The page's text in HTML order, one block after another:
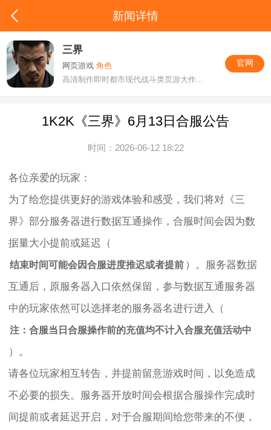
新闻详情
三界
网页游戏角色
高清制作即时都市现代战斗类页游大作...
官网
1K2K《三界》6月13日合服公告
时间：2026-06-12 18:22
各位亲爱的玩家：
为了给您提供更好的游戏体验和感受，我们将对《三
界》部分服务器进行数据互通操作，合服时间会因为数
据量大小提前或延迟（
结束时间可能会因合服进度推迟或者提前 ）。服务器数据
互通后，原服务器入口依然保留，参与数据互通服务器
中的玩家依然可以选择老的服务器名进行进入（
注：合服当日合服操作前的充值均不计入合服充值活动中
）。
请各位玩家相互转告，并提前留意游戏时间，以免造成
不必要的损失。服务器开放时间会根据合服操作完成时
间提前或者延迟开启，对于合服期间给您带来的不便，